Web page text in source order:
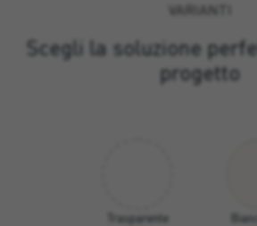
VARIANTI
Scegli la soluzione
progetto
Trasparente